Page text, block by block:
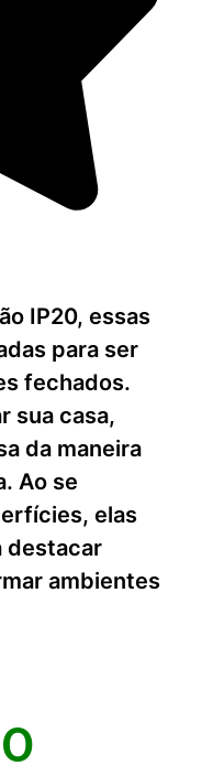
IP20, essas
para ser
fechados.
sua casa,
da maneira
Ao se
elas
destacar
ambientes